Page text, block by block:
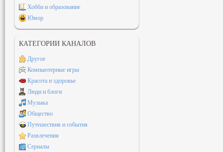
Хобби и образование
Юмор
КАТЕГОРИИ КАНАЛОВ
Другое
Компьютерные игры
Красота и здоровье
Люди и блоги
Музыка
Общество
Путешествия и события
Развлечения
Сериалы